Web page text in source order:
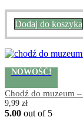
Dodaj do koszyka
NOWOŚĆ!
Chodź do muzeum
9,99 zł
5.00 out of 5